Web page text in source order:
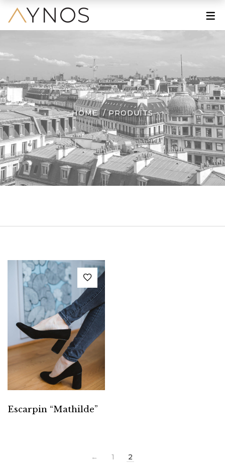
Le Mot de la Fondatrice
Une Grande Histoire
Une Marque Engagée
HOME PRODUITS
Escarpin “Mathilde”
← 1 2